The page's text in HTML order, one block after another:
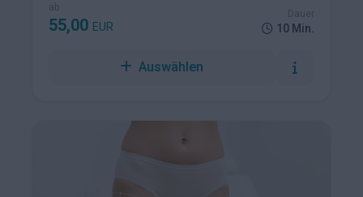
ab
55,00 EUR
Dauer
10 Min.
Auswählen